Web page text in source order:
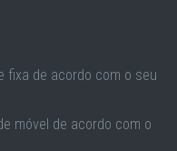
fixa de acordo com o seu
móvel de acordo com o